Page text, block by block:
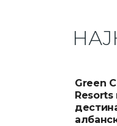
Green
Resorts